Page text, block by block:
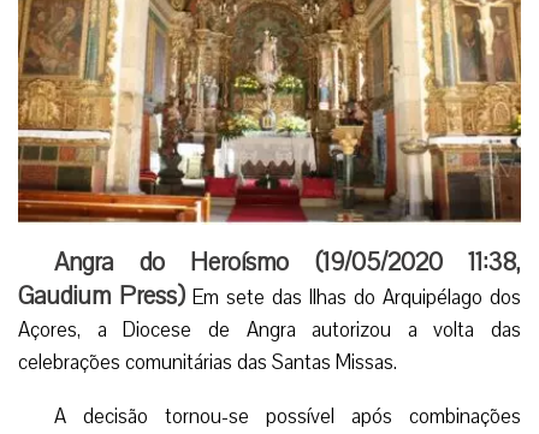
Angra do Heroísmo (19/05/2020 11:38,
Gaudium Press)Em sete das Ilhas do Arquipélago dos
Açores, a Diocese de Angra autorizou a volta das
celebrações comunitárias das Santas Missas.
A decisão tornou-se possível após combinações